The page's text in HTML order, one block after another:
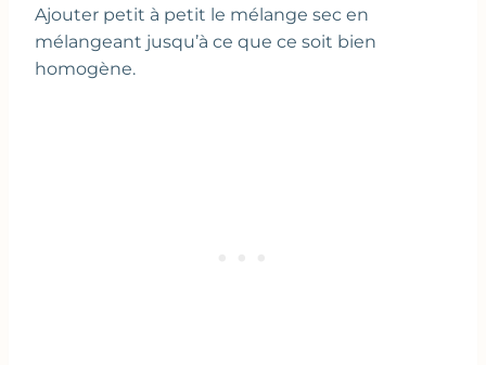
Ajouter petit à petit le mélange sec en
mélangeant jusqu’à ce que ce soit bien
homogène.